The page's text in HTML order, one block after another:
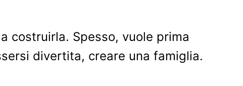
costruirla. Spesso, vuole prima
divertita, creare una famiglia.